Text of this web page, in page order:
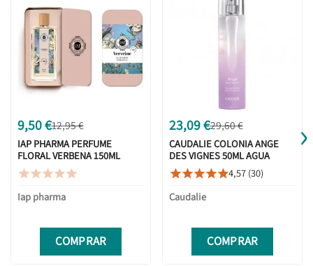
9,50 €12,95 €
IAP PHARMA PERFUME
FLORAL VERBENA 150ML

Iap pharma
COMPRAR
23,09 €29,60 €
CAUDALIE COLONIA ANGE
DES VIGNES 50ML AGUA
REFRESCANTE 50 ML
4,57 (30)
Caudalie
COMPRAR
›